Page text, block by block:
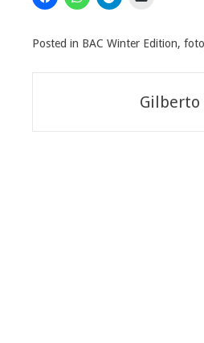
Posted in BAC Winter Edition,
articoli
Gilberto